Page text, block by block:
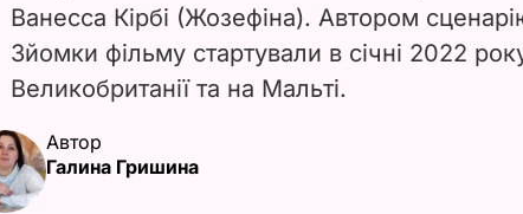
Ванесса Кірбі (Жозефіна). Автором
Зйомки фільму стартували в січні 2022
Великобританії та на Мальті.
Автор
Галина Гришина